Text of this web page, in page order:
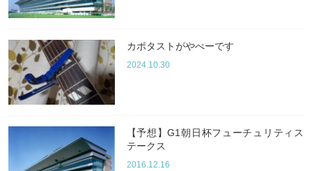
カポタストがやべーです
2024.10.30
【予想】G1朝日杯フューチュリティス
テークス
2016.12.16